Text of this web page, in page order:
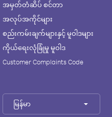
အမှတ်တံဆိပ် စင်တာ
အလုပ်အကိုင်များ
စည်းကမ်းချက်များနှင့် မူဝါဒများ
ကိုယ်ရေးလုံခြုံမှု မူဝါဒ
Customer Complaints Code
မြန်မာ